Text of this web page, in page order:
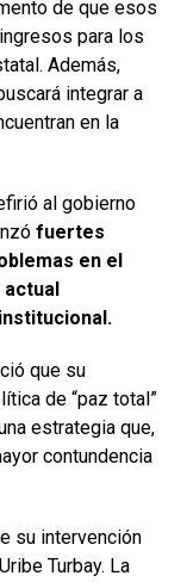
de que esos
para los
Además,
integrar a
en la
al gobierno
fuertes
en el
que su
de “paz total”
estrategia que,
contundencia
su intervención
Turbay. La